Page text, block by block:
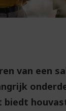
van een
biedt